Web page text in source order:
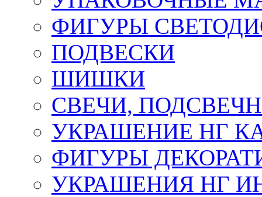
ФИГУРЫ
ПОДВЕСКИ
ШИШКИ
СВЕЧИ,
УКРАШЕНИЕ НГ
ФИГУРЫ
УКРАШЕНИЯ НГ